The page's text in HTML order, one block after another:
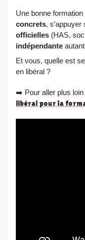
Une bonne
concrets, s’appuyer
officielles (HAS,
indépendante
Et vous, quelle est selon vous la formation indispensable
en libéral ?
➡️ Pour aller plus loin
libéral pour la